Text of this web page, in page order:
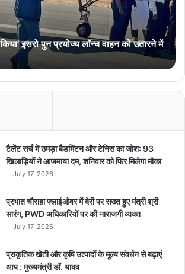
इसरो पुन प्रयोज्य लॉन्च वाहन को उतारने में
टैलेंट सर्च में उमड़ा बैडमिंटन और टेनिस का जोश: 93
खिलाड़ियों ने आजमाया दम, शनिवार को फिर मिलेगा मौका
July 17, 2026
प्रभात चौराहा फ्लाईओवर में देरी पर सख्त हुए मंत्री श्री
सारंग, PWD अधिकारियों पर की नाराजगी व्यक्त
July 17, 2026
प्राकृतिक खेती और कृषि उत्पादों के मूल्य संवर्धन से बढ़ाएं
आय : मुख्यमंत्री डॉ. यादव